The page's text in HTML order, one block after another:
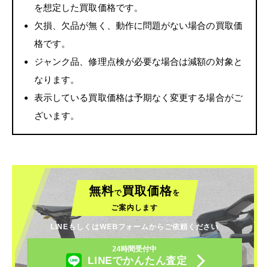
を想定した買取価格です。
欠損、欠品が無く、動作に問題がない場合の買取価
格です。
ジャンク品、修理点検が必要な場合は減額の対象と
なります。
表示している買取価格は予期なく変更する場合がご
ざいます。
無料で買取価格を
ご案内します
LINEもしくはWEBフォームからご依頼ください
24時間受付中
LINEでかんたん査定